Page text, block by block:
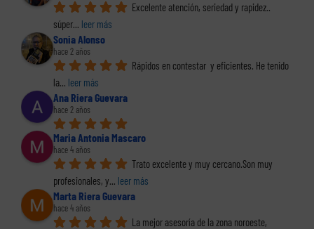
Excelente atención, seriedad y rapidez..
súper... leer más
Sonia Alonso
hace 2 años
Rápidos en contestar  y eficientes. He tenido
la... leer más
Ana Riera Guevara
hace 2 años
Maria Antonia Mascaro
hace 4 años
Trato excelente y muy cercano.Son muy
profesionales, y... leer más
Marta Riera Guevara
hace 4 años
La mejor asesoría de la zona noroeste,